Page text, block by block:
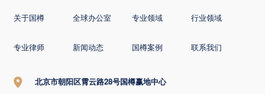
关于国樽 全球办公室 专业领域 行业领域
专业律师 新闻动态 国樽案例 联系我们
北京市朝阳区霄云路28号国樽赢地中心